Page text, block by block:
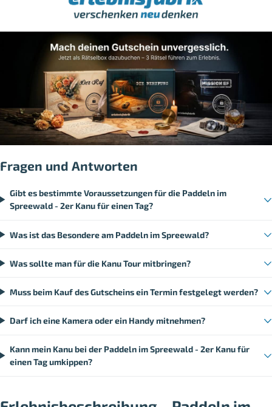
Fragen und Antworten
Gibt es bestimmte Voraussetzungen für die Paddeln im
Spreewald - 2er Kanu für einen Tag?
Was ist das Besondere am Paddeln im Spreewald?
Was sollte man für die Kanu Tour mitbringen?
Muss beim Kauf des Gutscheins ein Termin festgelegt werden?
Darf ich eine Kamera oder ein Handy mitnehmen?
Kann mein Kanu bei der Paddeln im Spreewald - 2er Kanu für
einen Tag umkippen?